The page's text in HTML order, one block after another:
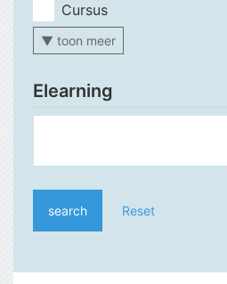
Cursus
▼ toon meer
Elearning
search Reset